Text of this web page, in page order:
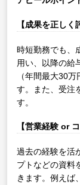
【成果を正しく
時短勤務でも、
用い、以降の給
（年間最大30
す。また、受注
す。
【営業経験 or
過去の経験を活
プトなどの資料
きます。例えば